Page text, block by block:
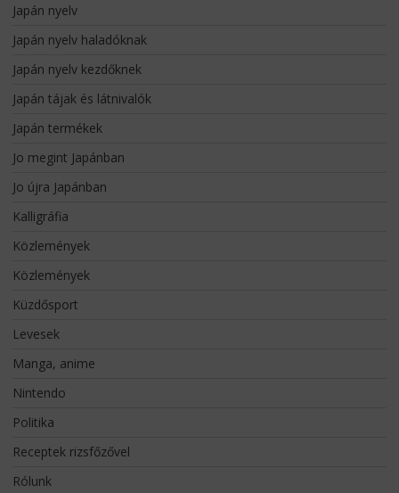
Japán nyelv
Japán nyelv haladóknak
Japán nyelv kezdőknek
Japán tájak és látnivalók
Japán termékek
Jo megint Japánban
Jo újra Japánban
Kalligráfia
Közlemények
Közlemények
Küzdősport
Levesek
Manga, anime
Nintendo
Politika
Receptek rizsfőzővel
Rólunk